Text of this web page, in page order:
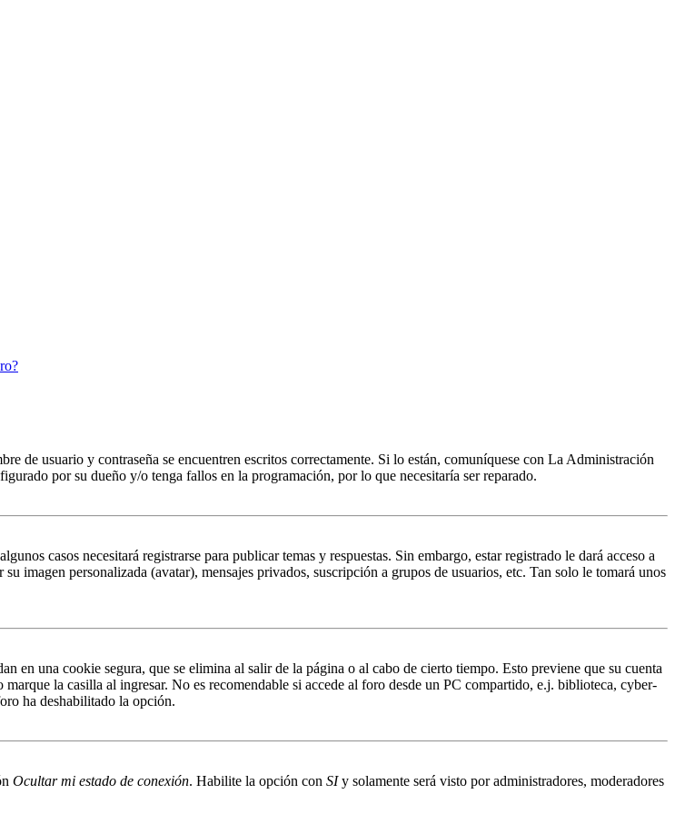
de usuario y contraseña se encuentren escritos correctamente. Si lo están, comuníquese con La Administración
por su dueño y/o tenga fallos en la programación, por lo que necesitaría ser reparado.
casos necesitará registrarse para publicar temas y respuestas. Sin embargo, estar registrado le dará acceso a
imagen personalizada (avatar), mensajes privados, suscripción a grupos de usuarios, etc. Tan solo le tomará unos
en una cookie segura, que se elimina al salir de la página o al cabo de cierto tiempo. Esto previene que su cuenta
la casilla al ingresar. No es recomendable si accede al foro desde un PC compartido, e.j. biblioteca, cyber-
ha deshabilitado la opción.
Ocultar mi estado de conexión. Habilite la opción con SIy solamente será visto por administradores, moderadores